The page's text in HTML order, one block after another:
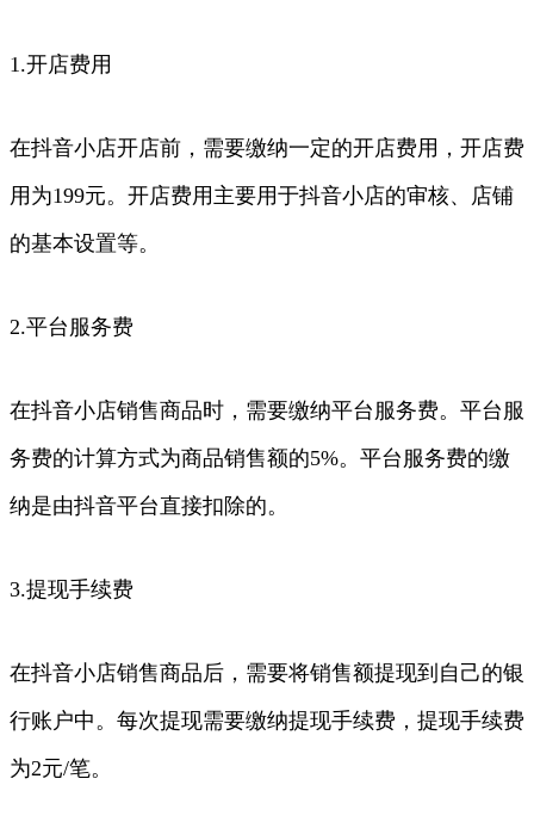
1.开店费用
在抖音小店开店前，需要缴纳一定的开店费用，开店费
用为199元。开店费用主要用于抖音小店的审核、店铺
的基本设置等。
2.平台服务费
在抖音小店销售商品时，需要缴纳平台服务费。平台服
务费的计算方式为商品销售额的5%。平台服务费的缴
纳是由抖音平台直接扣除的。
3.提现手续费
在抖音小店销售商品后，需要将销售额提现到自己的银
行账户中。每次提现需要缴纳提现手续费，提现手续费
为2元/笔。